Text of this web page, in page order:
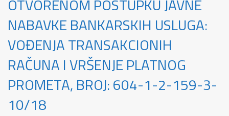
OTVORENOM POSTUPKU JAVNE
NABAVKE BANKARSKIH USLUGA:
VOĐENJA TRANSAKCIONIH
RAČUNA I VRŠENJE PLATNOG
PROMETA, BROJ: 604-1-2-159-3-
10/18